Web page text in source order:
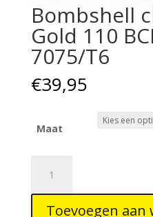
Bombshell
Gold 110
7075/T6
€39,95
Maat
chainring
Gold
Toevoegen aan